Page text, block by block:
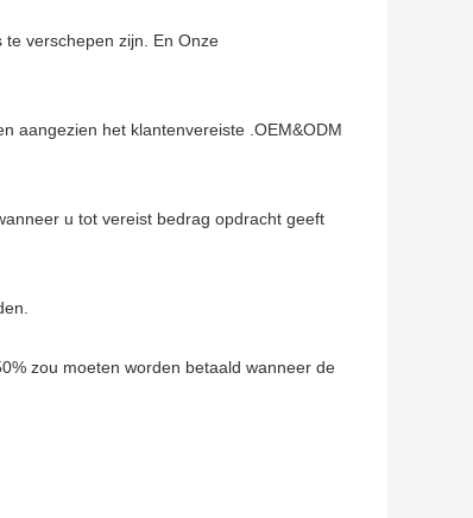
verschepen zijn. En Onze
aangezien het klantenvereiste .OEM&ODM
u tot vereist bedrag opdracht geeft
zou moeten worden betaald wanneer de